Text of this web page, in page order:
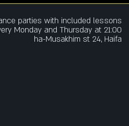
parties with included lessons
Monday and Thursday at 21:00
ha-Musakhim st 24, Haifa